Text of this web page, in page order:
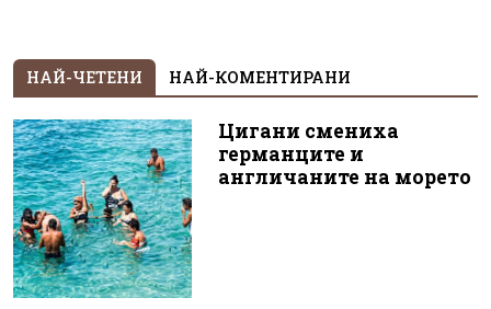
НАЙ-ЧЕТЕНИ НАЙ-КОМЕНТИРАНИ
Цигани смениха
германците и
англичаните на морето